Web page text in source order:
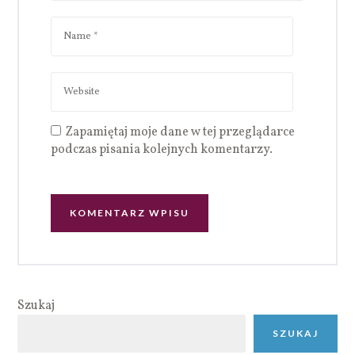
Zapamiętaj moje dane w tej przeglądarce
podczas pisania kolejnych komentarzy.
Szukaj
SZUKAJ